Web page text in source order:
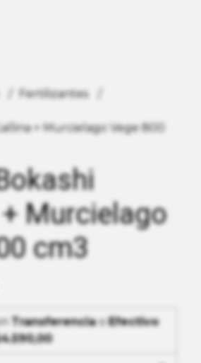
Fertilizantes
+ Murcielago Vege 800
Murcielago
cm3
TransferenciaoEfectivo